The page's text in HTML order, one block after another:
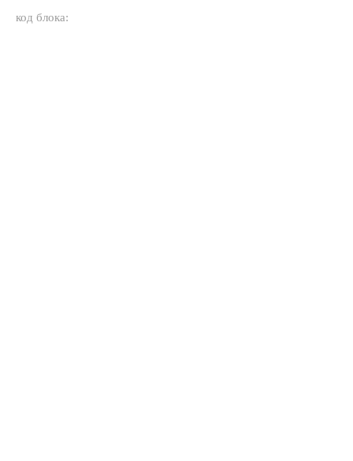
код блока: